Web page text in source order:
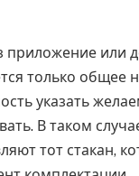
приложение или
только общее
указать
В таком
тот стакан,